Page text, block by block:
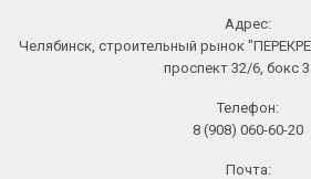
Адрес:
Челябинск, строительный рынок
проспект 32/6, бокс
Телефон:
8 (908) 060-60-20
Почта: